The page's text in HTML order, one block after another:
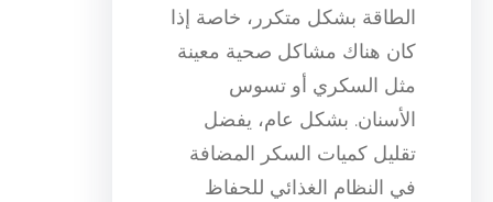
الطاقة بشكل متكرر، خاصة إذا
كان هناك مشاكل صحية معينة
مثل السكري أو تسوس
الأسنان. بشكل عام، يفضل
تقليل كميات السكر المضافة
في النظام الغذائي للحفاظ